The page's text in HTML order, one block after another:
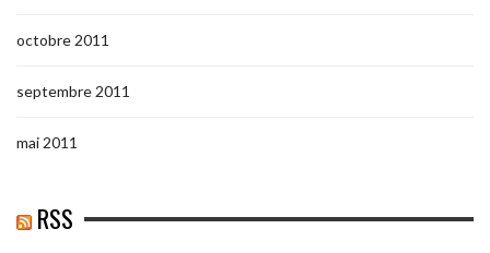
octobre 2011
septembre 2011
mai 2011
RSS